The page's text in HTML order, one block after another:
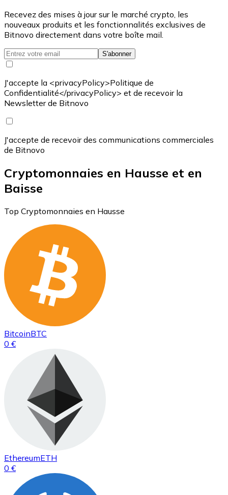
Recevez des mises à jour sur le marché crypto, les
nouveaux produits et les fonctionnalités exclusives de
Bitnovo directement dans votre boîte mail.
S'abonner
J'accepte la <privacyPolicy>Politique de
Confidentialité</privacyPolicy> et de recevoir la
Newsletter de Bitnovo
J'accepte de recevoir des communications commerciales
de Bitnovo
Cryptomonnaies en Hausse et en
Baisse
Top Cryptomonnaies en Hausse
BitcoinBTC
0 €
EthereumETH
0 €